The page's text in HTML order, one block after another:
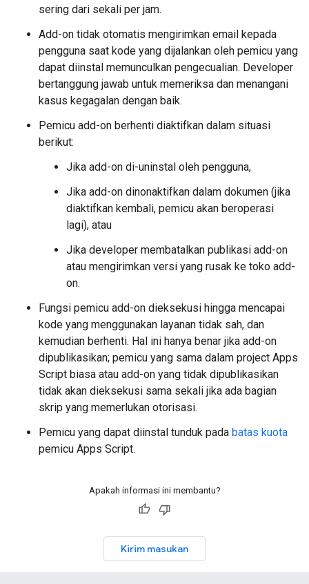
sering dari sekali per jam.
Add-on tidak otomatis mengirimkan email kepada
pengguna saat kode yang dijalankan oleh pemicu yang
dapat diinstal memunculkan pengecualian. Developer
bertanggung jawab untuk memeriksa dan menangani
kasus kegagalan dengan baik.
Pemicu add-on berhenti diaktifkan dalam situasi
berikut:
Jika add-on di-uninstal oleh pengguna,
Jika add-on dinonaktifkan dalam dokumen (jika
diaktifkan kembali, pemicu akan beroperasi
lagi), atau
Jika developer membatalkan publikasi add-on
atau mengirimkan versi yang rusak ke toko add-
on.
Fungsi pemicu add-on dieksekusi hingga mencapai
kode yang menggunakan layanan tidak sah, dan
kemudian berhenti. Hal ini hanya benar jika add-on
dipublikasikan; pemicu yang sama dalam project Apps
Script biasa atau add-on yang tidak dipublikasikan
tidak akan dieksekusi sama sekali jika ada bagian
skrip yang memerlukan otorisasi.
Pemicu yang dapat diinstal tunduk pada batas kuota
pemicu Apps Script.
Apakah informasi ini membantu?
Kirim masukan